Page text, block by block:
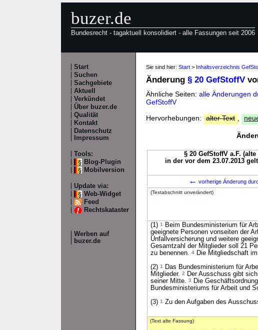
buzer.de
Bundesrecht - tagaktuell konsolidiert - alle Fassungen seit 2006
Start
Suchen
Sachgebiete
Aktuell
Verkündet
Über buzer.de
Qualität
Kontakt
Datenschutz
Impressum
Tools:
Blog-Plugin
Mobilversion
Update via:
Web-Widget
Feed
Rechtskataster
Werben auf
buzer.de
Sie sind hier: Start > Inhaltsverzeichnis
Änderung § 20 GefStoffV
Ähnliche Seiten: alle Änderungen
GefStoffV
Hervorhebungen:
alter Text
§ 20 GefStoffV a.F.
in der vor dem 23.07.2013
← vorherige Änderung
(Textabschnitt unverändert)
(1) 1
Beim Bundesministerium für
geeignete Personen vonseiten der
Unfallversicherung und weitere
Gesamtzahl der Mitglieder soll 21
zu benennen. 4 Die Mitgliedschaft
(2) 1
Das Bundesministerium für
Mitglieder. 2
Der Ausschuss gibt
seiner Mitte. 3
Die
Bundesministeriums für Arbeit und
(3) 1 Zu den Aufgaben des
(Text alte Fassung)